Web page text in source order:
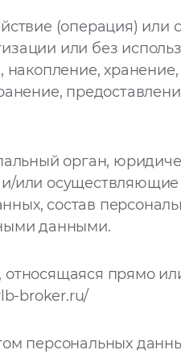
(операция) или
или без
орган,
или осуществляющие
состав
данными.
прямо
broker.ru/
персональных